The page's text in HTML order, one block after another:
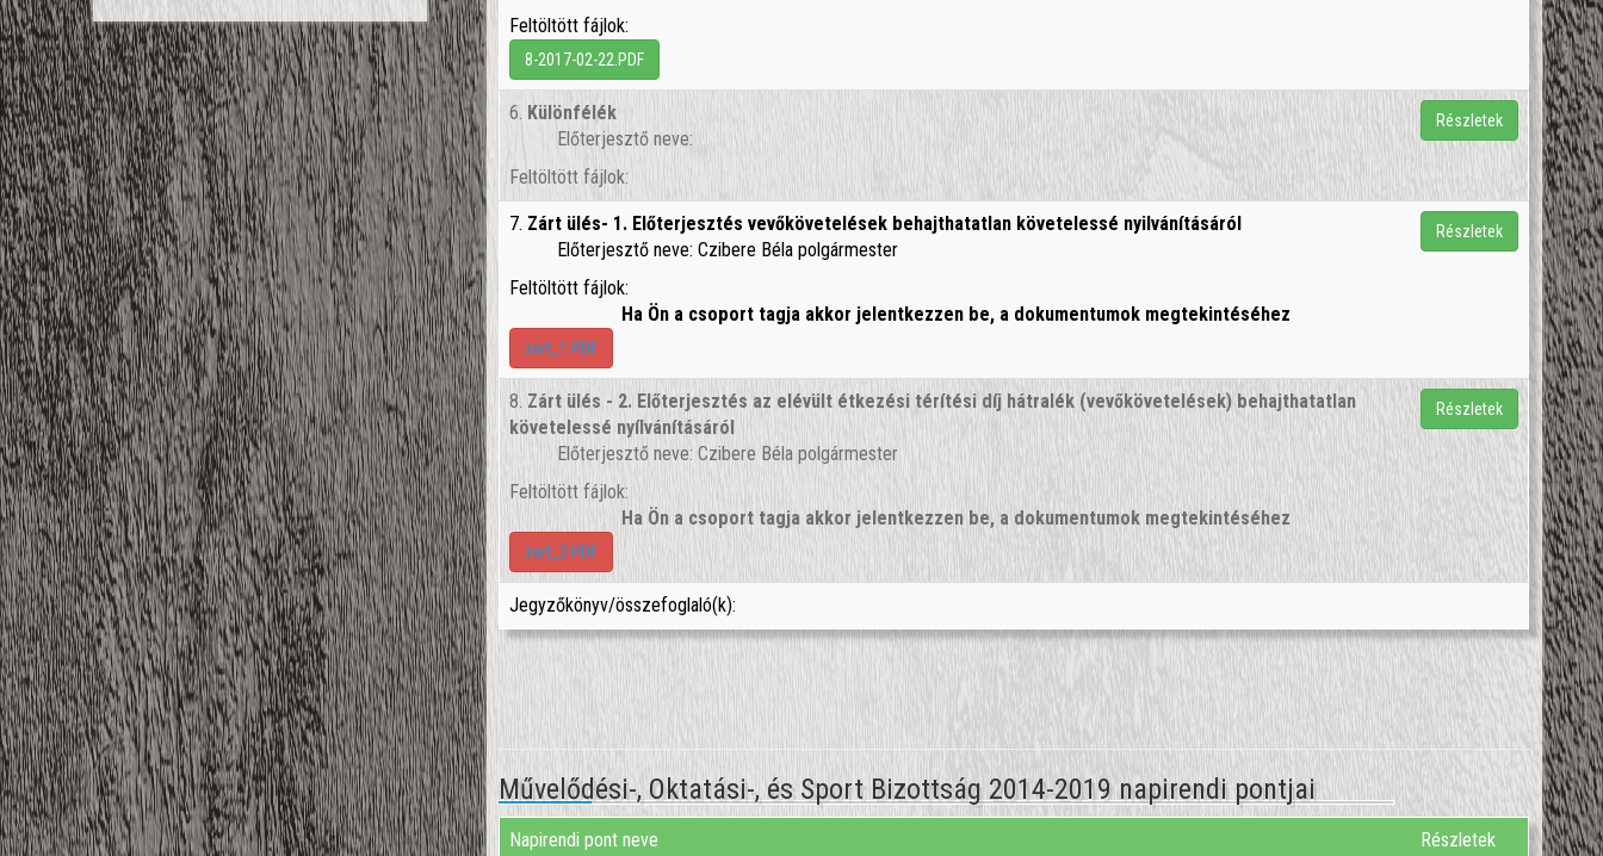
Feltöltött fájlok:
8-2017-02-22.PDF
6. Különfélék
Előterjesztő neve:
Feltöltött fájlok:
Részletek
7. Zárt ülés- 1. Előterjesztés vevőkövetelések behajthatatlan követelessé nyilvánításáról
Előterjesztő neve: Czibere Béla polgármester
Feltöltött fájlok:
Ha Ön a csoport tagja akkor jelentkezzen be, a dokumentumok megtekintéséhez
zart_1.PDF
Részletek
8. Zárt ülés - 2. Előterjesztés az elévült étkezési térítési díj hátralék (vevőkövetelések) behajthatatlan
követelessé nyílvánításáról
Előterjesztő neve: Czibere Béla polgármester
Feltöltött fájlok:
Ha Ön a csoport tagja akkor jelentkezzen be, a dokumentumok megtekintéséhez
zart_2.PDF
Részletek
Jegyzőkönyv/összefoglaló(k):
Művelődési-, Oktatási-, és Sport Bizottság 2014-2019 napirendi pontjai
Napirendi pont neve Részletek